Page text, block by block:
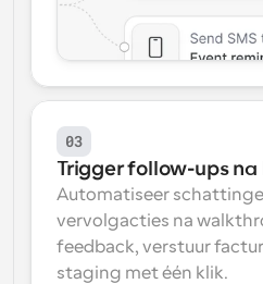
03
Trigger follow-ups na
Automatiseer
vervolgacties na
feedback, verstuur
staging met één klik.